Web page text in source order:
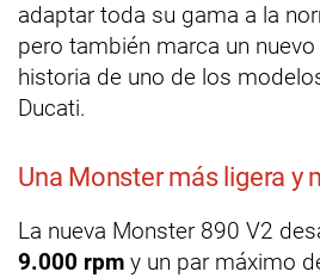
adaptar toda su gama a la
pero también marca un
historia de uno de los
Ducati.
Una Monster más ligera y
La nueva Monster 890 V2
9.000 rpm y un par máximo